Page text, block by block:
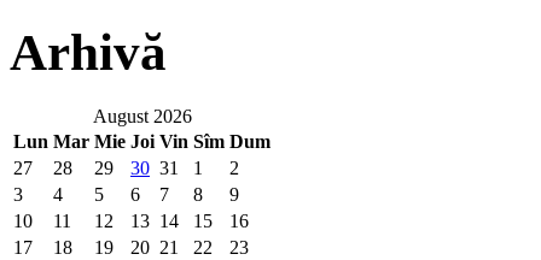
Arhivă
August 2026
Lun Mar Mie Joi Vin Sîm Dum
27
28 29 30 31 1
2
3
4 5 6 7 8
9
10
11 12 13 14 15
16
17
18 19 20 21 22
23